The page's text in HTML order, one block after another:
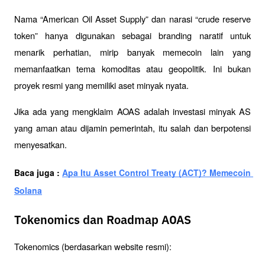
Nama “American Oil Asset Supply” dan narasi “crude reserve
token” hanya digunakan sebagai branding naratif untuk
menarik perhatian, mirip banyak memecoin lain yang
memanfaatkan tema komoditas atau geopolitik. Ini bukan
proyek resmi yang memiliki aset minyak nyata.
Jika ada yang mengklaim AOAS adalah investasi minyak AS
yang aman atau dijamin pemerintah, itu salah dan berpotensi
menyesatkan.
Baca juga : Apa Itu Asset Control Treaty (ACT)? Memecoin
Solana
Tokenomics dan Roadmap AOAS
Tokenomics (berdasarkan website resmi):